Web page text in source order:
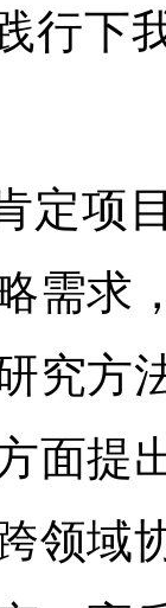
行下
定项
需求
究方
面提
领域